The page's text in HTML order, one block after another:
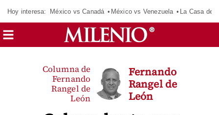
Hoy interesa: México vs Canadá México vs Venezuela La Casa de
Columna de
Fernando
Rangel de
León
Fernando
Rangel de
León